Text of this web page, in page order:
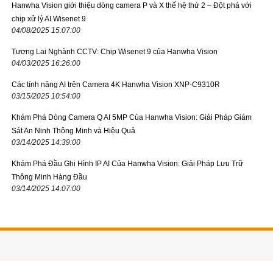
Hanwha Vision giới thiệu dòng camera P và X thế hệ thứ 2 – Đột phá với
chip xử lý AI Wisenet 9
04/08/2025 15:07:00
Tương Lai Nghành CCTV: Chip Wisenet 9 của Hanwha Vision
04/03/2025 16:26:00
Các tính năng AI trên Camera 4K Hanwha Vision XNP-C9310R
03/15/2025 10:54:00
Khám Phá Dòng Camera Q AI 5MP Của Hanwha Vision: Giải Pháp Giám
Sát An Ninh Thông Minh và Hiệu Quả
03/14/2025 14:39:00
Khám Phá Đầu Ghi Hình IP AI Của Hanwha Vision: Giải Pháp Lưu Trữ
Thông Minh Hàng Đầu
03/14/2025 14:07:00